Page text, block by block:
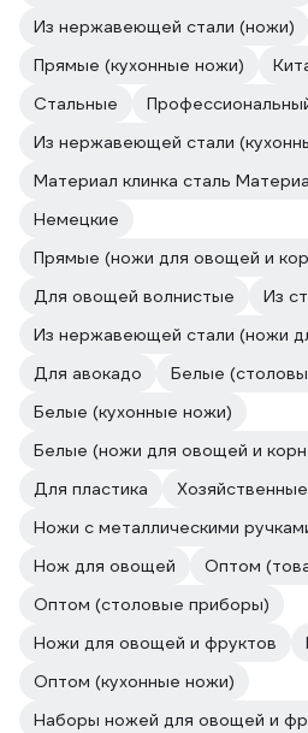
Из нержавеющей стали (ножи)
Прямые (кухонные ножи)
Стальные
Из нержавеющей стали
Материал клинка сталь
Немецкие
Прямые (ножи для овощей и
Для овощей волнистые
Из
Для авокадо
Белые
Белые (кухонные ножи)
Белые (ножи для овощей и
Для пластика
Ножи с металлическими
Нож для овощей
Оптом
Оптом (столовые приборы)
Ножи для овощей и фруктов
Оптом (кухонные ножи)
Наборы ножей для овощей и